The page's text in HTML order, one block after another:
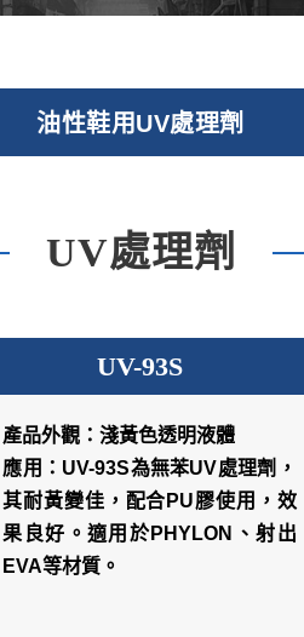
油性鞋用UV處理劑
UV處理劑
UV-93S
產品外觀：淺黃色透明液體
應用：UV-93S為無苯UV處理劑，
其耐黃變佳，配合PU膠使用，效
果良好。適用於PHYLON、射出
EVA等材質。